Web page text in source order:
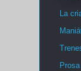
La
Prosa